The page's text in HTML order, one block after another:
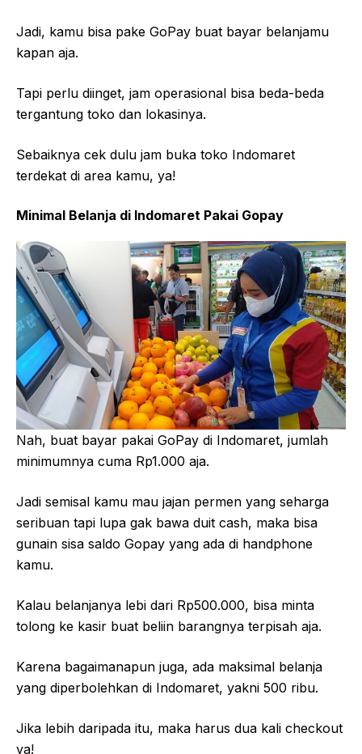
Jadi, kamu bisa pake GoPay buat bayar belanjamu
kapan aja.
Tapi perlu diinget, jam operasional bisa beda-beda
tergantung toko dan lokasinya.
Sebaiknya cek dulu jam buka toko Indomaret
terdekat di area kamu, ya!
Minimal Belanja di Indomaret Pakai Gopay
Nah, buat bayar pakai GoPay di Indomaret, jumlah
minimumnya cuma Rp1.000 aja.
Jadi semisal kamu mau jajan permen yang seharga
seribuan tapi lupa gak bawa duit cash, maka bisa
gunain sisa saldo Gopay yang ada di handphone
kamu.
Kalau belanjanya lebi dari Rp500.000, bisa minta
tolong ke kasir buat beliin barangnya terpisah aja.
Karena bagaimanapun juga, ada maksimal belanja
yang diperbolehkan di Indomaret, yakni 500 ribu.
Jika lebih daripada itu, maka harus dua kali checkout
ya!